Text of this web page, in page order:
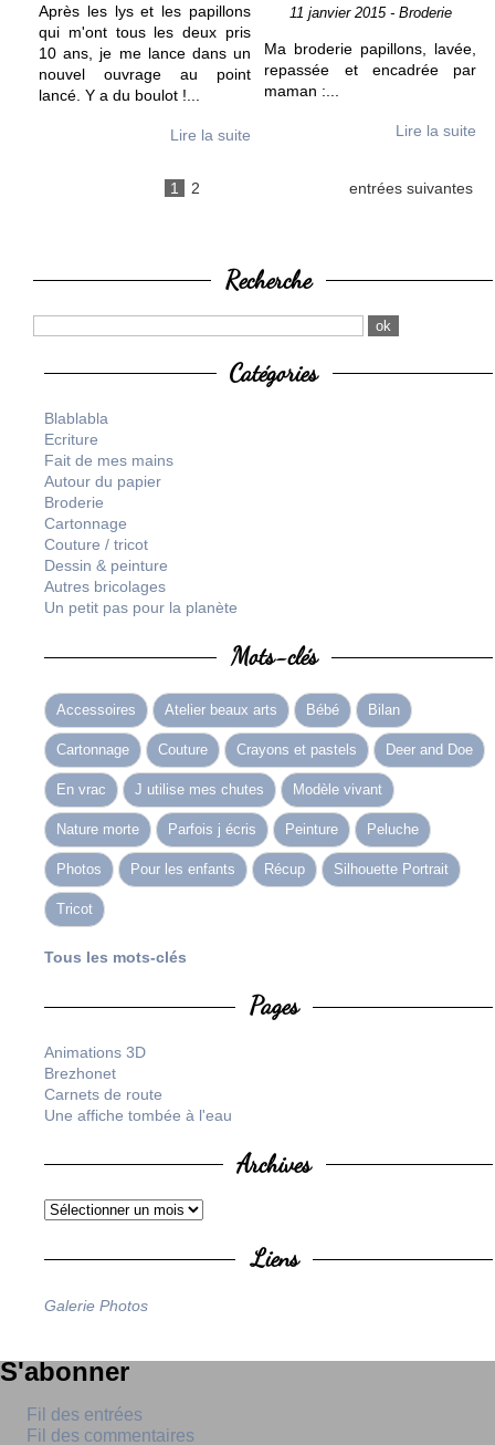
Après les lys et les papillons
qui m'ont tous les deux pris
10 ans, je me lance dans un
nouvel ouvrage au point
lancé. Y a du boulot !...
Lire la suite
11 janvier 2015 - Broderie
Ma broderie papillons, lavée,
repassée et encadrée par
maman :...
Lire la suite
entrées suivantes
1 2
Recherche
Catégories
Blablabla
Ecriture
Fait de mes mains
Autour du papier
Broderie
Cartonnage
Couture / tricot
Dessin & peinture
Autres bricolages
Un petit pas pour la planète
Mots-clés
Accessoires Atelier beaux arts Bébé Bilan
Cartonnage Couture Crayons et pastels Deer and Doe
En vrac J utilise mes chutes Modèle vivant
Nature morte Parfois j écris Peinture Peluche
Photos Pour les enfants Récup Silhouette Portrait
Tricot
Tous les mots-clés
Pages
Animations 3D
Brezhonet
Carnets de route
Une affiche tombée à l'eau
Archives
Liens
Galerie Photos
S'abonner
Fil des entrées
Fil des commentaires